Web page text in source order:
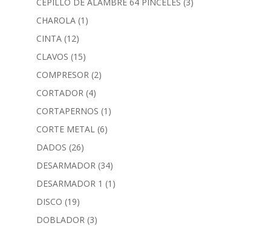
CHAROLA (1)
CINTA (12)
CLAVOS (15)
COMPRESOR (2)
CORTADOR (4)
CORTAPERNOS (1)
CORTE METAL (6)
DADOS (26)
DESARMADOR (34)
DESARMADOR 1 (1)
DISCO (19)
DOBLADOR (3)